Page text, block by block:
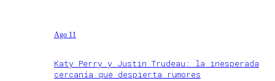
Ago 11
Katy Perry y Justin Trudeau: la inesperada
cercanía que despierta rumores